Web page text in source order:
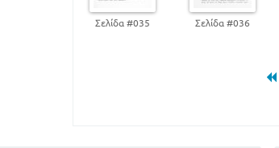
Σελίδα #035 Σελίδα #036